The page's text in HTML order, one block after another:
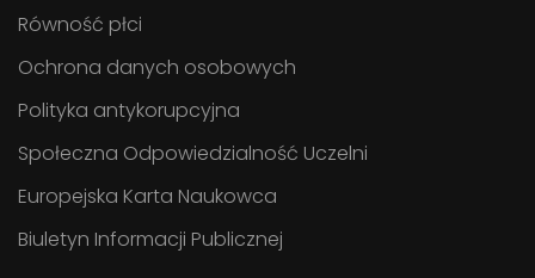
Równość płci
Ochrona danych osobowych
Polityka antykorupcyjna
Społeczna Odpowiedzialność Uczelni
Europejska Karta Naukowca
Biuletyn Informacji Publicznej